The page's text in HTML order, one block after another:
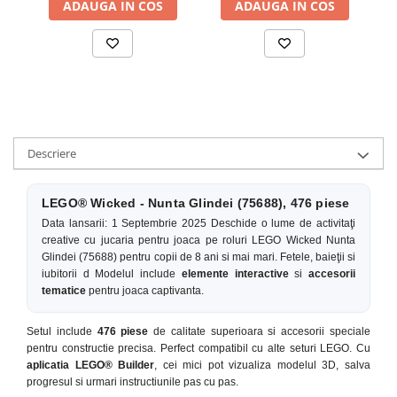
ADAUGA IN COS ADAUGA IN COS
Descriere
LEGO® Wicked - Nunta Glindei (75688), 476 piese
Data lansarii: 1 Septembrie 2025 Deschide o lume de activitaţi
creative cu jucaria pentru joaca pe roluri LEGO Wicked Nunta
Glindei (75688) pentru copii de 8 ani si mai mari. Fetele, baieţii si
iubitorii d Modelul include elemente interactivesiaccesorii
tematice pentru joaca captivanta.
Setul include 476 piese de calitate superioara si accesorii speciale
pentru constructie precisa. Perfect compatibil cu alte seturi LEGO. Cu
aplicatia LEGO® Builder, cei mici pot vizualiza modelul 3D, salva
progresul si urmari instructiunile pas cu pas.